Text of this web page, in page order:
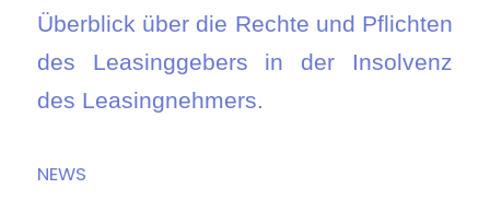
Überblick über die Rechte und Pflichten
des Leasinggebers in der Insolvenz
des Leasingnehmers.
NEWS